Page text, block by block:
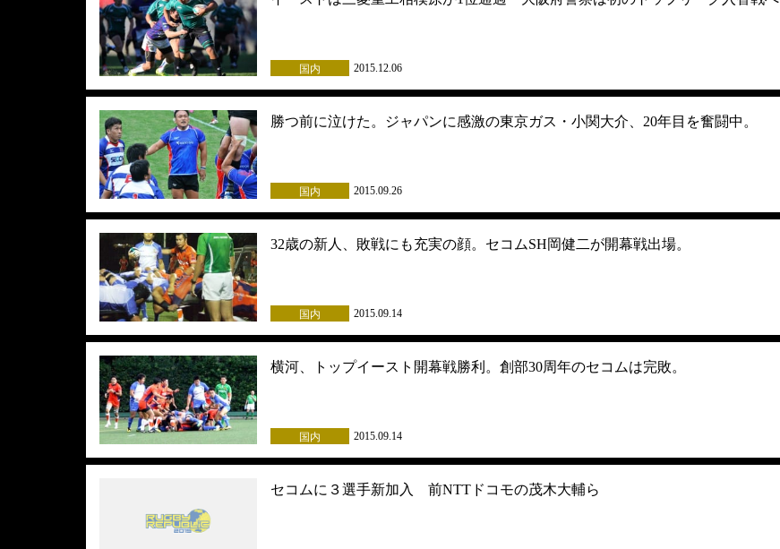
国内 2015.12.06
勝つ前に泣けた。ジャパンに感激の東京ガス・小関大介、20年目を奮闘中。
国内 2015.09.26
32歳の新人、敗戦にも充実の顔。セコムSH岡健二が開幕戦出場。
国内 2015.09.14
横河、トップイースト開幕戦勝利。創部30周年のセコムは完敗。
国内 2015.09.14
セコムに３選手新加入 前NTTドコモの茂木大輔ら